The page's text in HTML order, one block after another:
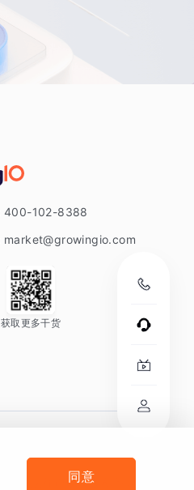
400-102-8388
market@growingio.com
获取更多干货
法律声明及隐私条款
同意